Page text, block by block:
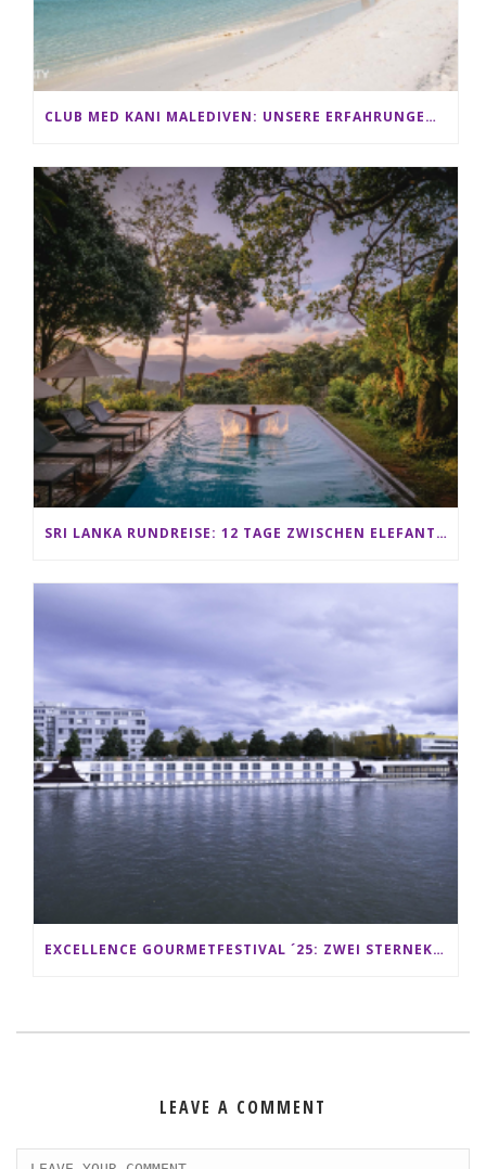
CLUB MED KANI MALEDIVEN: UNSERE ERFAHRUNGEN IM ALL-INCLUSIVE PARADIES
SRI LANKA RUNDREISE: 12 TAGE ZWISCHEN ELEFANTEN, TEEPLANTAGEN & STRAND ALS FAMILIE
EXCELLENCE GOURMETFESTIVAL ´25: ZWEI STERNEKÖCHE ANTONIO GUIDA & DARIO MORESCO VERWÖHNEN IHRE GÄSTE AUF EINER LUXERIÖSEN SCHIFFSREISE
LEAVE A COMMENT